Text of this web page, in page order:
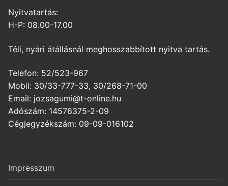
Nyitvatartás:
H-P: 08.00-17.00
Téli, nyári átállásnál meghosszabbított nyitva tartás.
Telefon: 52/523-967
Mobil: 30/33-777-33, 30/268-71-00
Email: jozsagumi@t-online.hu
Adószám: 14576375-2-09
Cégjegyzékszám: 09-09-016102
Impresszum